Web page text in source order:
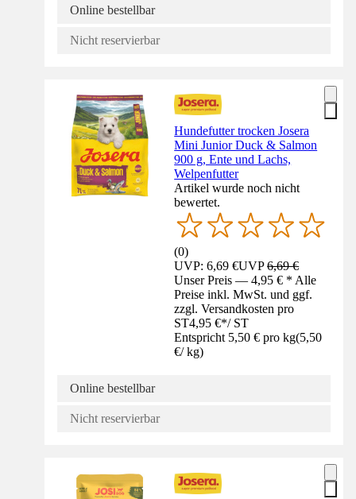
Online bestellbar
Nicht reservierbar
Hundefutter trocken Josera
Mini Junior Duck & Salmon
900 g, Ente und Lachs,
Welpenfutter
Artikel wurde noch nicht
bewertet.
(0)
UVP: 6,69 €UVP6,69 €
Unser Preis — 4,95 € * Alle
Preise inkl. MwSt. und ggf.
zzgl. Versandkosten pro
ST4,95 €*/ ST
Entspricht 5,50 € pro kg(5,50
€/ kg)
Online bestellbar
Nicht reservierbar